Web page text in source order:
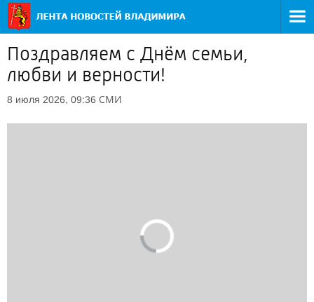
Поздравляем с Днём семьи,
любви и верности!
8 июля 2026, 09:36 СМИ